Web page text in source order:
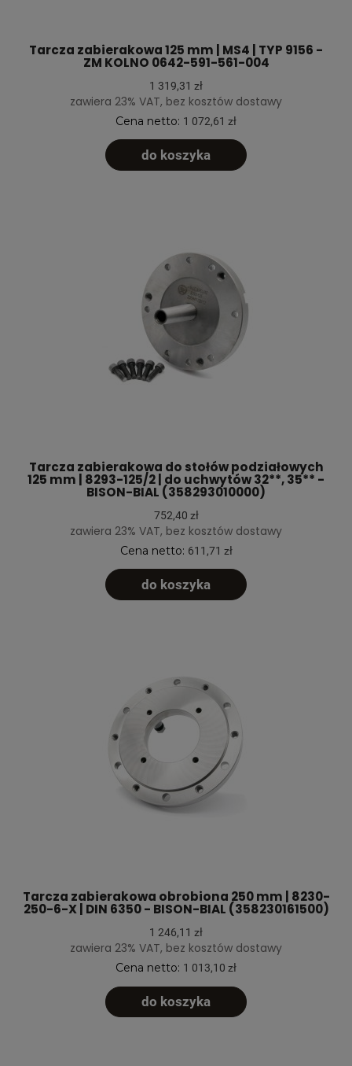
Tarcza zabierakowa 125 mm | MS4 | TYP 9156 -
ZM KOLNO 0642-591-561-004
1 319,31 zł
zawiera 23% VAT, bez kosztów dostawy
Cena netto: 1 072,61 zł
do koszyka
Tarcza zabierakowa do stołów podziałowych
125 mm | 8293-125/2 | do uchwytów 32**, 35** -
BISON-BIAL (358293010000)
752,40 zł
zawiera 23% VAT, bez kosztów dostawy
Cena netto: 611,71 zł
do koszyka
Tarcza zabierakowa obrobiona 250 mm | 8230-
250-6-X | DIN 6350 - BISON-BIAL (358230161500)
1 246,11 zł
zawiera 23% VAT, bez kosztów dostawy
Cena netto: 1 013,10 zł
do koszyka